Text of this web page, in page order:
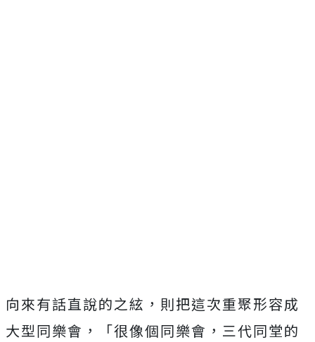
向來有話直說的之絃，則把這次重聚形容成
大型同樂會，「很像個同樂會，三代同堂的